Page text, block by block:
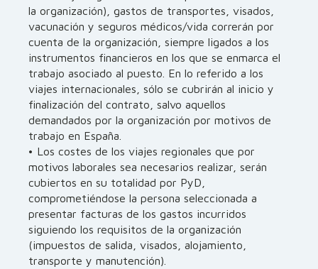
la organización), gastos de transportes, visados,
vacunación y seguros médicos/vida correrán por
cuenta de la organización, siempre ligados a los
instrumentos financieros en los que se enmarca el
trabajo asociado al puesto. En lo referido a los
viajes internacionales, sólo se cubrirán al inicio y
finalización del contrato, salvo aquellos
demandados por la organización por motivos de
trabajo en España.
• Los costes de los viajes regionales que por
motivos laborales sea necesarios realizar, serán
cubiertos en su totalidad por PyD,
comprometiéndose la persona seleccionada a
presentar facturas de los gastos incurridos
siguiendo los requisitos de la organización
(impuestos de salida, visados, alojamiento,
transporte y manutención).